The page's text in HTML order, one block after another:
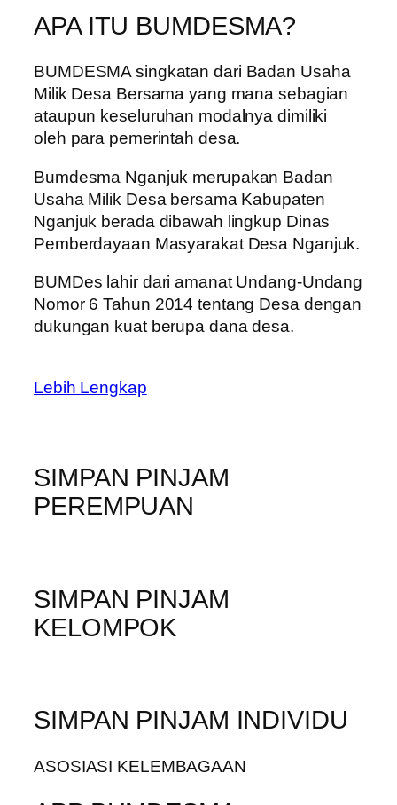
APA ITU BUMDESMA?
BUMDESMA singkatan dari Badan Usaha
Milik Desa Bersama yang mana sebagian
ataupun keseluruhan modalnya dimiliki
oleh para pemerintah desa.
Bumdesma Nganjuk merupakan Badan
Usaha Milik Desa bersama Kabupaten
Nganjuk berada dibawah lingkup Dinas
Pemberdayaan Masyarakat Desa Nganjuk.
BUMDes lahir dari amanat Undang-Undang
Nomor 6 Tahun 2014 tentang Desa dengan
dukungan kuat berupa dana desa.
Lebih Lengkap
SIMPAN PINJAM
PEREMPUAN
SIMPAN PINJAM
KELOMPOK
SIMPAN PINJAM INDIVIDU
ASOSIASI KELEMBAGAAN